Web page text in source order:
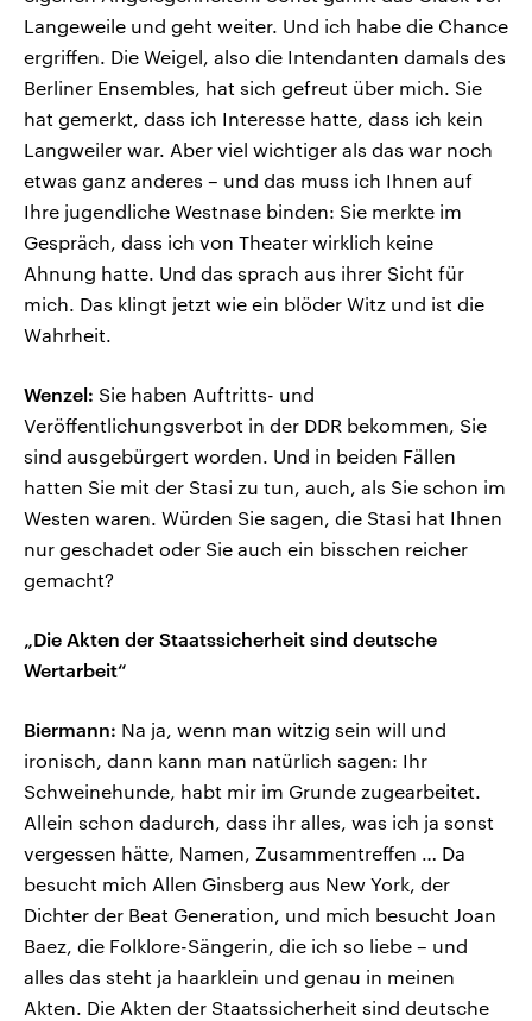
Langeweile und geht weiter. Und ich habe die Chance
ergriffen. Die Weigel, also die Intendanten damals des
Berliner Ensembles, hat sich gefreut über mich. Sie
hat gemerkt, dass ich Interesse hatte, dass ich kein
Langweiler war. Aber viel wichtiger als das war noch
etwas ganz anderes – und das muss ich Ihnen auf
Ihre jugendliche Westnase binden: Sie merkte im
Gespräch, dass ich von Theater wirklich keine
Ahnung hatte. Und das sprach aus ihrer Sicht für
mich. Das klingt jetzt wie ein blöder Witz und ist die
Wahrheit.
Wenzel: Sie haben Auftritts- und
Veröffentlichungsverbot in der DDR bekommen, Sie
sind ausgebürgert worden. Und in beiden Fällen
hatten Sie mit der Stasi zu tun, auch, als Sie schon im
Westen waren. Würden Sie sagen, die Stasi hat Ihnen
nur geschadet oder Sie auch ein bisschen reicher
gemacht?
„Die Akten der Staatssicherheit sind deutsche
Wertarbeit“
Biermann: Na ja, wenn man witzig sein will und
ironisch, dann kann man natürlich sagen: Ihr
Schweinehunde, habt mir im Grunde zugearbeitet.
Allein schon dadurch, dass ihr alles, was ich ja sonst
vergessen hätte, Namen, Zusammentreffen … Da
besucht mich Allen Ginsberg aus New York, der
Dichter der Beat Generation, und mich besucht Joan
Baez, die Folklore-Sängerin, die ich so liebe – und
alles das steht ja haarklein und genau in meinen
Akten. Die Akten der Staatssicherheit sind deutsche